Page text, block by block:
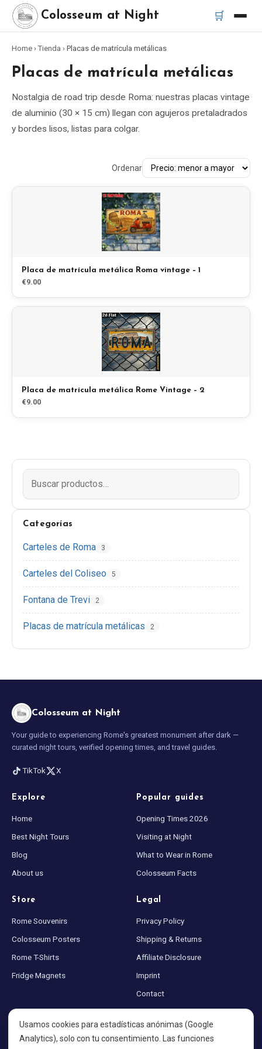
Colosseum at Night 🛒
Inicio
Mejores tours nocturnos del Coliseo
Bus turístico Roma
Tour en Vespa Roma
Catacumbas de Roma
Blog
Todos los recuerdos
Posters
T-Shirts
License Plates
Sobre nosotros
EN DE ES FR IT
Home › Tienda › Placas de matrícula metálicas
Placas de matrícula metálicas
Nostalgia de road trip desde Roma: nuestras placas vintage
de aluminio (30 × 15 cm) llegan con agujeros pretaladrados
y bordes lisos, listas para colgar.
Ordenar
Placa de matrícula metálica Roma vintage – 1
€9.00
Placa de matrícula metálica Rome Vintage – 2
€9.00
Categorías
Carteles de Roma 3
Carteles del Coliseo 5
Fontana de Trevi 2
Placas de matrícula metálicas 2
Colosseum at Night
Your guide to experiencing Rome's greatest monument after dark —
curated night tours, verified opening times, and travel guides.
TikTok X
Explore
Home
Best Night Tours
Blog
About us
Popular guides
Opening Times 2026
Visiting at Night
What to Wear in Rome
Colosseum Facts
Store
Rome Souvenirs
Colosseum Posters
Rome T-Shirts
Fridge Magnets
Legal
Privacy Policy
Shipping & Returns
Affiliate Disclosure
Imprint
Contact
Sitemap
Cookie settings
Usamos cookies para estadísticas anónimas (Google
Analytics), solo con tu consentimiento. Las funciones